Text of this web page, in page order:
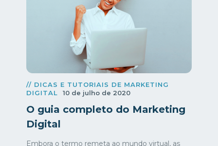
// DICAS E TUTORIAIS DE MARKETING
DIGITAL
10 de julho de 2020
O guia completo do Marketing
Digital
Embora o termo remeta ao mundo virtual, as